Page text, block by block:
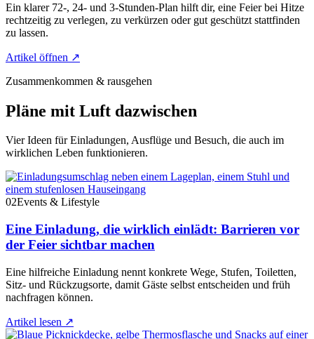
Ein klarer 72-, 24- und 3-Stunden-Plan hilft dir, eine Feier bei Hitze
rechtzeitig zu verlegen, zu verkürzen oder gut geschützt stattfinden
zu lassen.
Artikel öffnen ↗
Zusammenkommen & rausgehen
Pläne mit Luft dazwischen
Vier Ideen für Einladungen, Ausflüge und Besuch, die auch im
wirklichen Leben funktionieren.
02Events & Lifestyle
Eine Einladung, die wirklich einlädt: Barrieren vor
der Feier sichtbar machen
Eine hilfreiche Einladung nennt konkrete Wege, Stufen, Toiletten,
Sitz- und Rückzugsorte, damit Gäste selbst entscheiden und früh
nachfragen können.
Artikel lesen ↗